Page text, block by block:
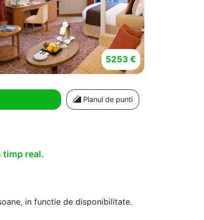
5253 €
Planul de punti
timp real.
in functie de disponibilitate.